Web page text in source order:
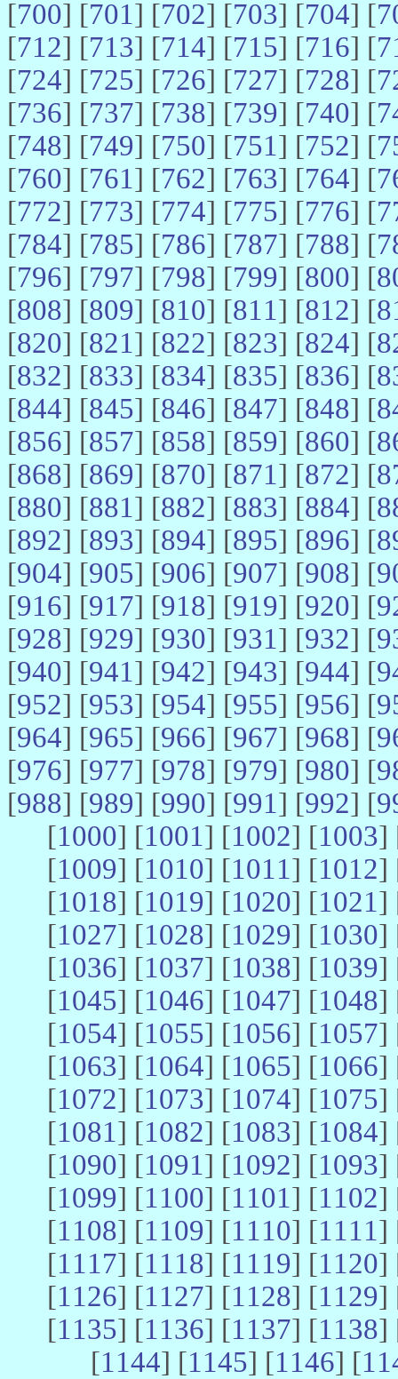
[700] [701] [702] [703] [704] [
[712] [713] [714] [715] [716] [
[724] [725] [726] [727] [728] [
[736] [737] [738] [739] [740] [
[748] [749] [750] [751] [752] [
[760] [761] [762] [763] [764] [
[772] [773] [774] [775] [776] [
[784] [785] [786] [787] [788] [
[796] [797] [798] [799] [800] [
[808] [809] [810] [811] [812] [
[820] [821] [822] [823] [824] [
[832] [833] [834] [835] [836] [
[844] [845] [846] [847] [848] [
[856] [857] [858] [859] [860] [
[868] [869] [870] [871] [872] [
[880] [881] [882] [883] [884] [
[892] [893] [894] [895] [896] [
[904] [905] [906] [907] [908] [
[916] [917] [918] [919] [920] [
[928] [929] [930] [931] [932] [
[940] [941] [942] [943] [944] [
[952] [953] [954] [955] [956] [
[964] [965] [966] [967] [968] [
[976] [977] [978] [979] [980] [
[988] [989] [990] [991] [992] [
[1000] [1001] [1002] [1003]
[1009] [1010] [1011] [1012]
[1018] [1019] [1020] [1021]
[1027] [1028] [1029] [1030]
[1036] [1037] [1038] [1039]
[1045] [1046] [1047] [1048]
[1054] [1055] [1056] [1057]
[1063] [1064] [1065] [1066]
[1072] [1073] [1074] [1075]
[1081] [1082] [1083] [1084]
[1090] [1091] [1092] [1093]
[1099] [1100] [1101] [1102]
[1108] [1109] [1110] [1111]
[1117] [1118] [1119] [1120]
[1126] [1127] [1128] [1129]
[1135] [1136] [1137] [1138]
[1144] [1145] [1146] [